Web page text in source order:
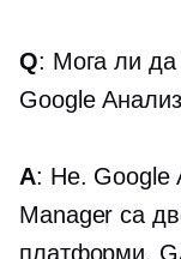
Q: Мога ли
Google
A: Не. Google
Manager са
платформи.